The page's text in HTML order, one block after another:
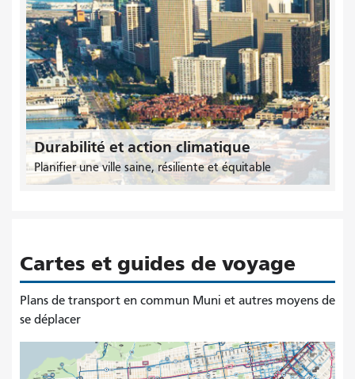
Durabilité et action climatique
Planifier une ville saine, résiliente et équitable
Cartes et guides de voyage
Plans de transport en commun Muni et autres moyens de
se déplacer